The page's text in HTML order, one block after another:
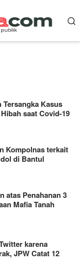
Tersangka Kasus
saat Covid-19
Kompolnas terkait
di Bantul
atas Penahanan 3
Mafia Tanah
karena
JPW Catat 12